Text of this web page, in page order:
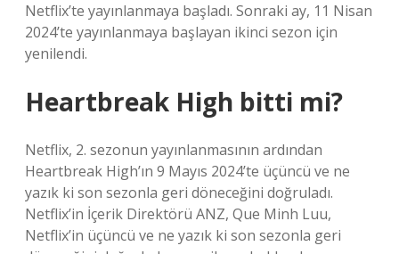
Netflix’te yayınlanmaya başladı. Sonraki ay, 11 Nisan
2024’te yayınlanmaya başlayan ikinci sezon için
yenilendi.
Heartbreak High bitti mi?
Netflix, 2. sezonun yayınlanmasının ardından
Heartbreak High’ın 9 Mayıs 2024’te üçüncü ve ne
yazık ki son sezonla geri döneceğini doğruladı.
Netflix’in İçerik Direktörü ANZ, Que Minh Luu,
Netflix’in üçüncü ve ne yazık ki son sezonla geri